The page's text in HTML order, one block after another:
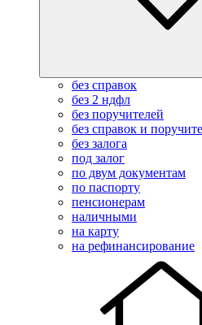
без справок
без 2 ндфл
без поручителей
без справок и
без залога
под залог
по двум документам
по паспорту
пенсионерам
наличными
на карту
на рефинансирование